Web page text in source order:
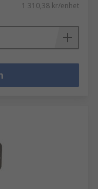
1 310,38 kr/enhet